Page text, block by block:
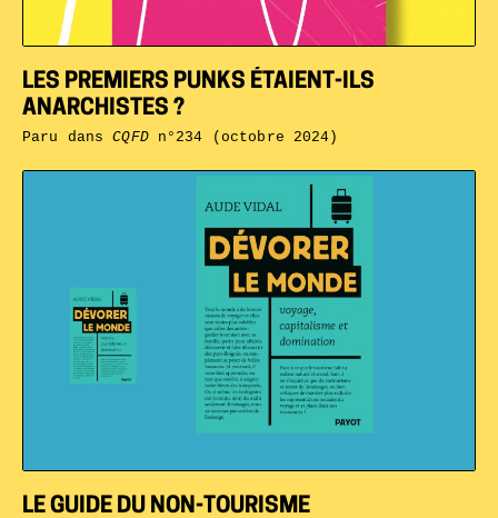
LE GUIDE DU NON-TOURISME
LES PREMIERS PUNKS ÉTAIENT-ILS
ANARCHISTES ?
Paru dansCQFDn°234 (octobre 2024)